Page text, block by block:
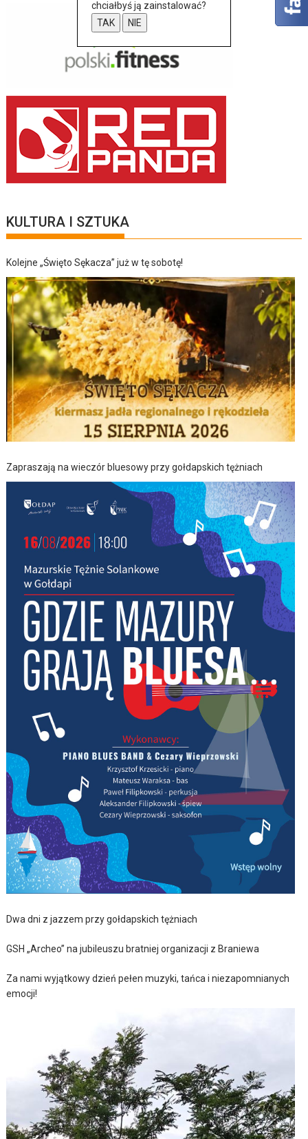
KULTURA I SZTUKA
Kolejne „Święto Sękacza” już w tę sobotę!
Zapraszają na wieczór bluesowy przy gołdapskich tężniach
Dwa dni z jazzem przy gołdapskich tężniach
GSH „Archeo” na jubileuszu bratniej organizacji z Braniewa
Za nami wyjątkowy dzień pełen muzyki, tańca i niezapomnianych
emocji!
chciałbyś ją zainstalować?
TAK
NIE